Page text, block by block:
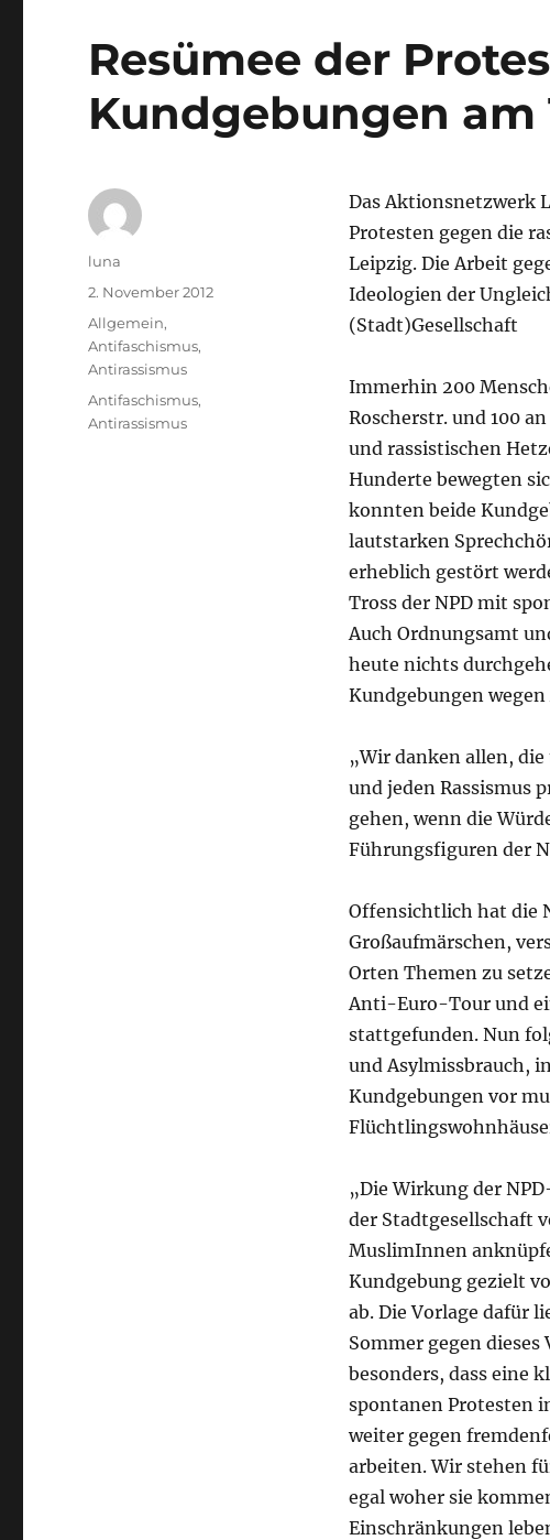
Resümee der
Kundgebungen am
Das Aktionsnetzwerk
Protesten gegen die
Leipzig. Die Arbeit
Ideologien der
(Stadt)Gesellschaft
Immerhin 200
Roscherstr. und 100
und rassistischen
Hunderte bewegten
konnten beide
lautstarken
erheblich gestört
Tross der NPD mit
Auch Ordnungsamt
heute nichts
Kundgebungen
„Wir danken allen,
und jeden Rassismus
gehen, wenn die
Führungsfiguren der
Offensichtlich hat die
Großaufmärschen,
Orten Themen zu
Anti-Euro-Tour und
stattgefunden. Nun
und Asylmissbrauch,
Kundgebungen vor
„Die Wirkung der
der Stadtgesellschaft
MuslimInnen
Kundgebung gezielt
ab. Die Vorlage dafür
Sommer gegen
besonders, dass eine
spontanen Protesten
weiter gegen
arbeiten. Wir stehen
egal woher sie
Einschränkungen
Autor
luna
Veröffentlicht
am
2. November 2012
Kategorien
Allgemein,
Antifaschismus,
Antirassismus
Schlagwörter
Antifaschismus,
Antirassismus